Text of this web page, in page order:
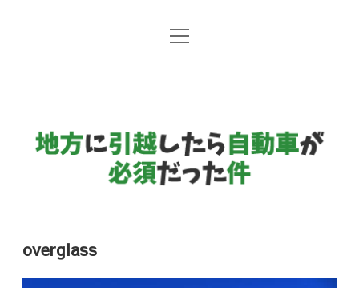
地方暮らしと自動車
国産メーカー
open
方
に
引
た
overglass